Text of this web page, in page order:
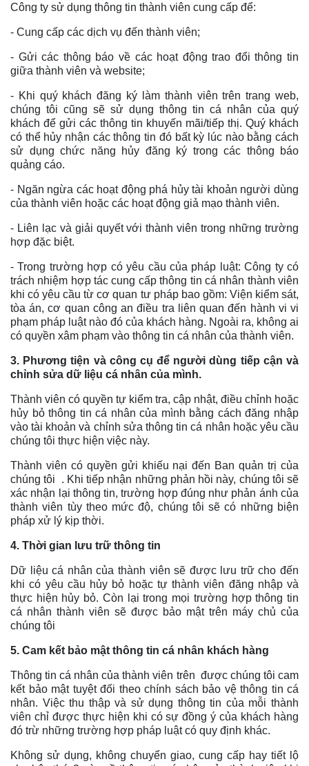
Công ty sử dụng thông tin thành viên cung cấp để:
- Cung cấp các dịch vụ đến thành viên;
- Gửi các thông báo về các hoạt động trao đổi thông tin
giữa thành viên và website;
- Khi quý khách đăng ký làm thành viên trên trang web,
chúng tôi cũng sẽ sử dụng thông tin cá nhân của quý
khách để gửi các thông tin khuyến mãi/tiếp thị. Quý khách
có thể hủy nhận các thông tin đó bất kỳ lúc nào bằng cách
sử dụng chức năng hủy đăng ký trong các thông báo
quảng cáo.
- Ngăn ngừa các hoạt động phá hủy tài khoản người dùng
của thành viên hoặc các hoạt động giả mạo thành viên.
- Liên lạc và giải quyết với thành viên trong những trường
hợp đặc biệt.
- Trong trường hợp có yêu cầu của pháp luật: Công ty có
trách nhiệm hợp tác cung cấp thông tin cá nhân thành viên
khi có yêu cầu từ cơ quan tư pháp bao gồm: Viện kiểm sát,
tòa án, cơ quan công an điều tra liên quan đến hành vi vi
phạm pháp luật nào đó của khách hàng. Ngoài ra, không ai
có quyền xâm phạm vào thông tin cá nhân của thành viên.
3. Phương tiện và công cụ để người dùng tiếp cận và
chỉnh sửa dữ liệu cá nhân của mình.
Thành viên có quyền tự kiểm tra, cập nhật, điều chỉnh hoặc
hủy bỏ thông tin cá nhân của mình bằng cách đăng nhập
vào tài khoản và chỉnh sửa thông tin cá nhân hoặc yêu cầu
chúng tôi thực hiện việc này.
Thành viên có quyền gửi khiếu nại đến Ban quản trị của
chúng tôi . Khi tiếp nhận những phản hồi này, chúng tôi sẽ
xác nhận lại thông tin, trường hợp đúng như phản ánh của
thành viên tùy theo mức độ, chúng tôi sẽ có những biện
pháp xử lý kịp thời.
4. Thời gian lưu trữ thông tin
Dữ liệu cá nhân của thành viên sẽ được lưu trữ cho đến
khi có yêu cầu hủy bỏ hoặc tự thành viên đăng nhập và
thực hiện hủy bỏ. Còn lại trong mọi trường hợp thông tin
cá nhân thành viên sẽ được bảo mật trên máy chủ của
chúng tôi
5. Cam kết bảo mật thông tin cá nhân khách hàng
Thông tin cá nhân của thành viên trên được chúng tôi cam
kết bảo mật tuyệt đối theo chính sách bảo vệ thông tin cá
nhân. Việc thu thập và sử dụng thông tin của mỗi thành
viên chỉ được thực hiện khi có sự đồng ý của khách hàng
đó trừ những trường hợp pháp luật có quy định khác.
Không sử dụng, không chuyển giao, cung cấp hay tiết lộ